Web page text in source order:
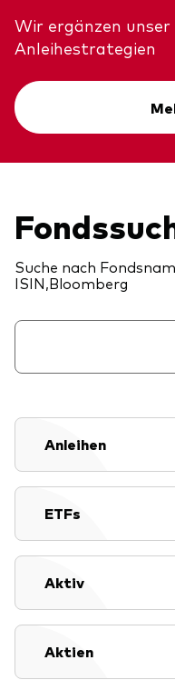
Unser Angebot
Aktive
Aktien
Kosteneffiziente
Investieren mit
Investment
Index-
Investment Pulse
Dienstleistungen
Portfolio-Services
LifePlan-
Wir ergänzen
Anleihestrategien
Suche nach
ISIN,Bloomberg
Anleihen
ETFs
Aktiv
Aktien